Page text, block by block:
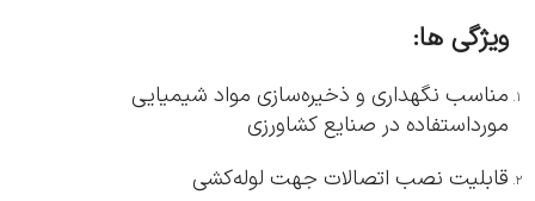
ویژگی ها:
مناسب نگهداری و ذخیره‌سازی مواد شیمیایی
مورداستفاده در صنایع کشاورزی
قابلیت نصب اتصالات جهت لوله‌کشی